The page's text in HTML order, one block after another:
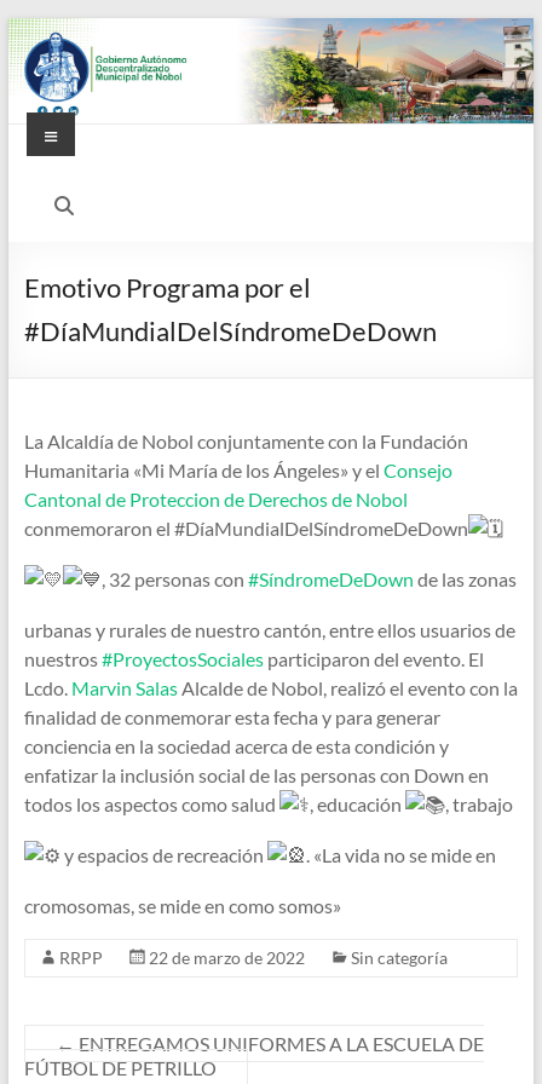
Saltar
al
contenido
Alcaldía
de
Nobol
Menú
Emotivo Programa por el
#DíaMundialDelSíndromeDeDown
La Alcaldía de Nobol conjuntamente con la Fundación
Humanitaria «Mi María de los Ángeles» y el Consejo
Cantonal de Proteccion de Derechos de Nobol
conmemoraron el #DíaMundialDelSíndromeDeDown
, 32 personas con #SíndromeDeDown de las zonas
urbanas y rurales de nuestro cantón, entre ellos usuarios de
nuestros#ProyectosSocialesparticiparon del evento. El
Lcdo. Marvin SalasAlcalde de Nobol, realizó el evento con la
finalidad de conmemorar esta fecha y para generar
conciencia en la sociedad acerca de esta condición y
enfatizar la inclusión social de las personas con Down en
todos los aspectos como salud
, educación , trabajo
y espacios de recreación . «La vida no se mide en
cromosomas, se mide en como somos»
RRPP 22 de marzo de 2022 Sin categoría
← ENTREGAMOS UNIFORMES A LA ESCUELA DE
FÚTBOL DE PETRILLO